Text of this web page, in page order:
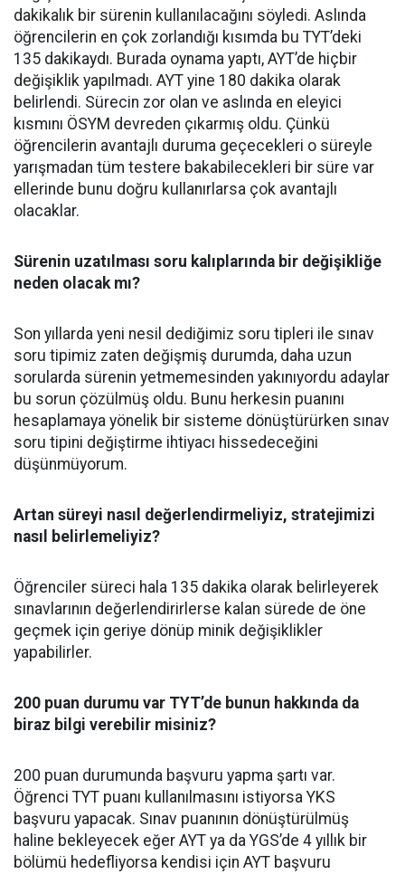
dakikalık bir sürenin kullanılacağını söyledi. Aslında
öğrencilerin en çok zorlandığı kısımda bu TYT’deki
135 dakikaydı. Burada oynama yaptı, AYT’de hiçbir
değişiklik yapılmadı. AYT yine 180 dakika olarak
belirlendi. Sürecin zor olan ve aslında en eleyici
kısmını ÖSYM devreden çıkarmış oldu. Çünkü
öğrencilerin avantajlı duruma geçecekleri o süreyle
yarışmadan tüm testere bakabilecekleri bir süre var
ellerinde bunu doğru kullanırlarsa çok avantajlı
olacaklar.
Sürenin uzatılması soru kalıplarında bir değişikliğe
neden olacak mı?
Son yıllarda yeni nesil dediğimiz soru tipleri ile sınav
soru tipimiz zaten değişmiş durumda, daha uzun
sorularda sürenin yetmemesinden yakınıyordu adaylar
bu sorun çözülmüş oldu. Bunu herkesin puanını
hesaplamaya yönelik bir sisteme dönüştürürken sınav
soru tipini değiştirme ihtiyacı hissedeceğini
düşünmüyorum.
Artan süreyi nasıl değerlendirmeliyiz, stratejimizi
nasıl belirlemeliyiz?
Öğrenciler süreci hala 135 dakika olarak belirleyerek
sınavlarının değerlendirirlerse kalan sürede de öne
geçmek için geriye dönüp minik değişiklikler
yapabilirler.
200 puan durumu var TYT’de bunun hakkında da
biraz bilgi verebilir misiniz?
200 puan durumunda başvuru yapma şartı var.
Öğrenci TYT puanı kullanılmasını istiyorsa YKS
başvuru yapacak. Sınav puanının dönüştürülmüş
haline bekleyecek eğer AYT ya da YGS’de 4 yıllık bir
bölümü hedefliyorsa kendisi için AYT başvuru